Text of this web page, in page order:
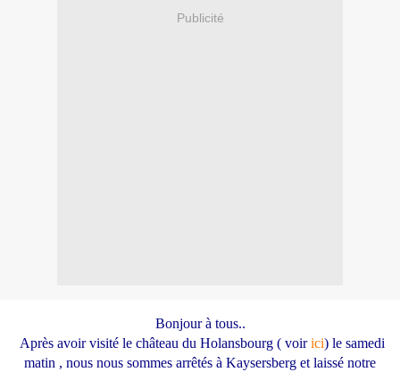
Publicité
Bonjour à tous..
Après avoir visité le château du Holansbourg ( voirici) le samedi
matin , nous nous sommes arrêtés à Kaysersberg et laissé notre